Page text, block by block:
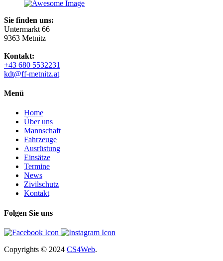
Sie finden uns:
Untermarkt 66
9363 Metnitz
Kontakt:
+43 680 5532231
kdt@ff-metnitz.at
Menü
Home
Über uns
Mannschaft
Fahrzeuge
Ausrüstung
Einsätze
Termine
News
Zivilschutz
Kontakt
Folgen Sie uns
Copyrights © 2024 CS4Web.